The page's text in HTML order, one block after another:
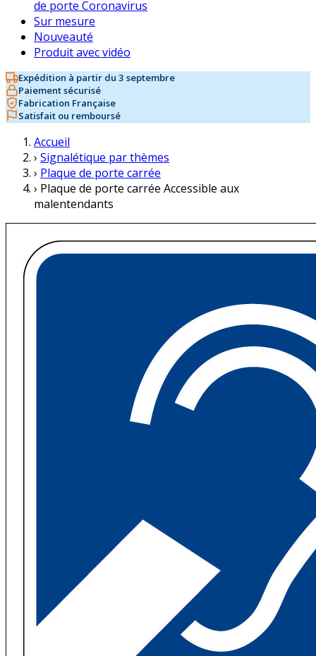
de porte Coronavirus
Sur mesure
Nouveauté
Produit avec vidéo
Expédition à partir du 3 septembre
Paiement sécurisé
Fabrication Française
Satisfait ou remboursé
Accueil
› Signalétique par thèmes
› Plaque de porte carrée
› Plaque de porte carrée Accessible aux
malentendants